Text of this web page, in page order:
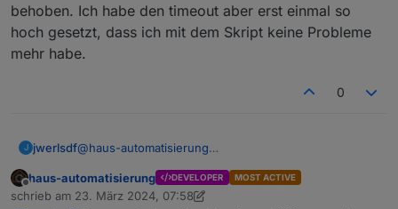
2000 nicht eingestellt habe.
Blockly-Code hat immer einen Wert
generiert. Generell ist es natürlich nicht
Response bekommst wenn die Datei
behoben. Ich habe den timeout aber erst einmal so
hoch gesetzt, dass ich mit dem Skript keine Probleme
mehr habe.
0
J jwerlsdf@haus-automatisierung
behoben. Ich habe den timeout aber erst einmal so
hoch gesetzt, dass ich mit dem Skript keine Probleme
Offline
haus-automatisierung DEVELOPER MOST ACTIVE
schrieb am 23. März 2024, 07:58
zuletzt editiert von haus-automatisierung